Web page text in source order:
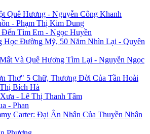
Quê Hương - Nguyễn Công Khanh
- Phạm Thị Kim Dung
Tìm Em - Ngọc Huyền
Học Đường Mỹ, 50 Năm Nhìn Lại - Quyên
Và Quê Hương Tìm Lại - Nguyễn Ngọc
Thơ" 5 Chữ, Thương Đời Của Tần Hoài
Bích Hà
- Lê Thị Thanh Tâm
- Phan
Carter: Đại Ân Nhân Của Thuyền Nhân